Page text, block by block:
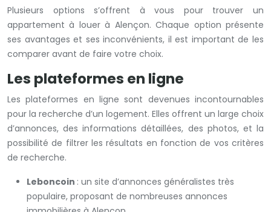
Plusieurs options s’offrent à vous pour trouver un
appartement à louer à Alençon. Chaque option présente
ses avantages et ses inconvénients, il est important de les
comparer avant de faire votre choix.
Les plateformes en ligne
Les plateformes en ligne sont devenues incontournables
pour la recherche d’un logement. Elles offrent un large choix
d’annonces, des informations détaillées, des photos, et la
possibilité de filtrer les résultats en fonction de vos critères
de recherche.
Leboncoin : un site d’annonces généralistes très
populaire, proposant de nombreuses annonces